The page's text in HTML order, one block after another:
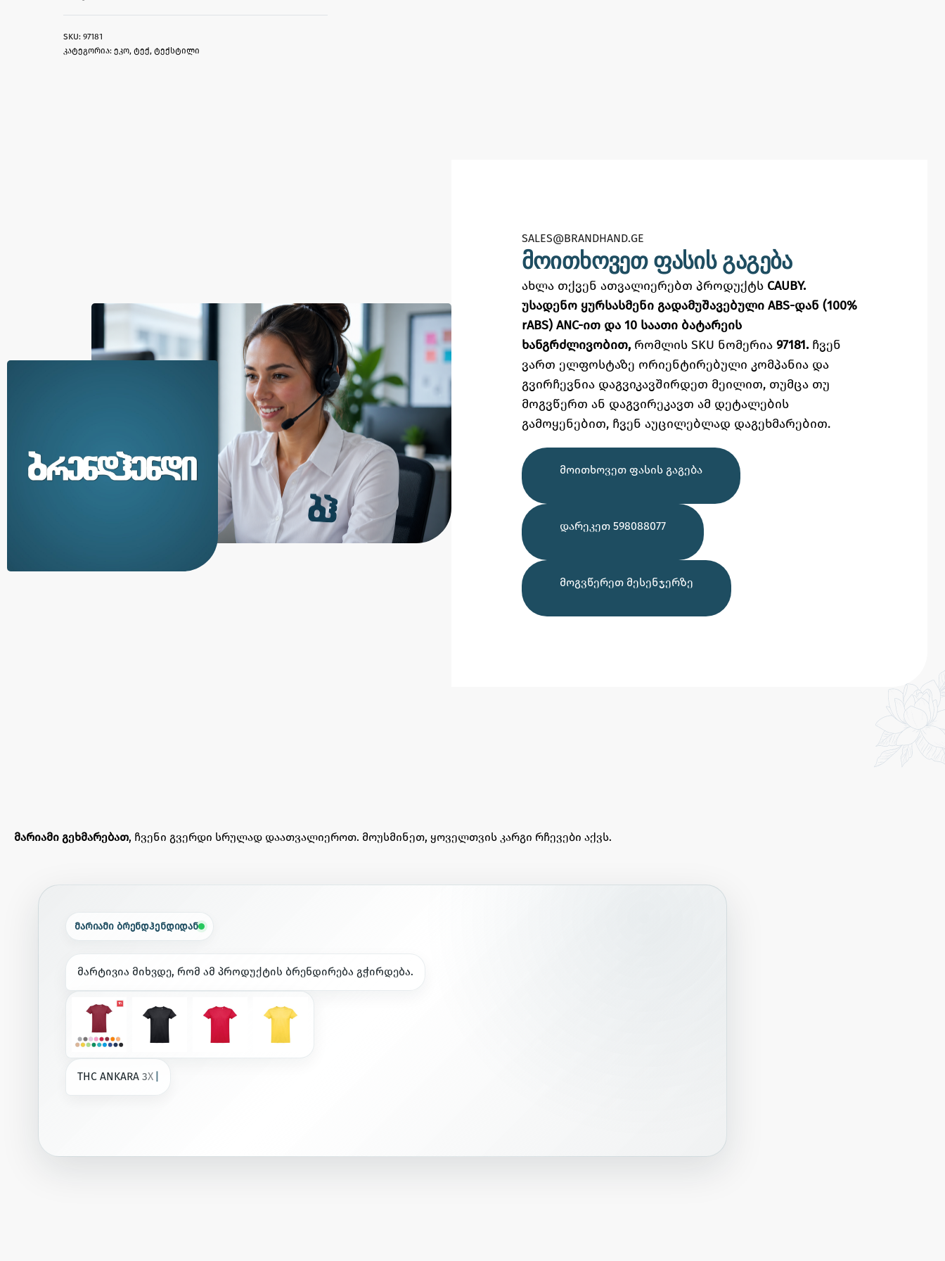
97181
კატეგორია: ეკო, ტექ, ტექსტილი
SALES@BRANDHAND.GE​
მოითხოვეთ ფასის გაგება
ახლა თქვენ ათვალიერებთ პროდუქტს CAUBY.
უსადენო ყურსასმენი გადამუშავებული ABS-დან (100%
rABS) ANC-ით და 10 საათი ბატარეის
ხანგრძლივობით, რომლის SKU ნომერია 97181. ჩვენ
ვართ ელფოსტაზე ორიენტირებული კომპანია და
გვირჩევნია დაგვიკავშირდეთ მეილით, თუმცა თუ
მოგვწერთ ან დაგვირეკავთ ამ დეტალების
გამოყენებით, ჩვენ აუცილებლად დაგეხმარებით.
ᲛᲝᲘᲗᲮᲝᲕᲔᲗ ᲤᲐᲡᲘᲡ ᲒᲐᲒᲔᲑᲐ
ᲓᲐᲠᲔᲙᲔᲗ 598088077
ᲛᲝᲒᲕᲬᲔᲠᲔᲗ ᲛᲔᲡᲔᲜᲯᲔᲠᲖᲔ
მარიამი გეხმარებათ, ჩვენი გვერდი სრულად დაათვალიეროთ. მოუსმინეთ, ყოველთვის კარგი რჩევები აქვს.
მარიამი ბრენდჰენდიდან
მარტივია მიხვდე, რომ ამ პროდუქტის ბრენდირება გჭირდება.
THC ANKARA 3X